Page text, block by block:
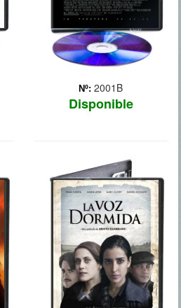
Nº: 2001B
Disponible
LA VOZ
DORMIDA